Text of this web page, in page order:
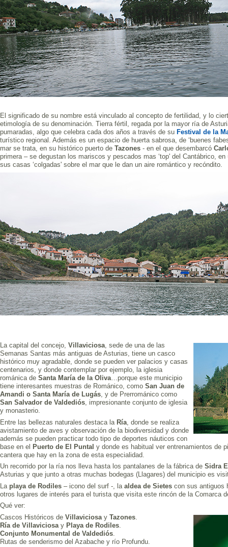
El significado de su nombre está vinculado al concepto de fertilidad, y lo
etimología de su denominación. Tierra fértil, regada por la mayor ría de
pumaradas, algo que celebra cada dos años a través de su Festival de la
turístico regional. Además es un espacio de huerta sabrosa, de ‘buenes
mar se trata, en su histórico puerto de Tazones - en el que desembarcó
primera – se degustan los mariscos y pescados mas ‘top' del Cantábrico,
sus casas ‘colgadas' sobre el mar que le dan un aire romántico y recóndito.
La capital del concejo, Villaviciosa, sede de una de las
Semanas Santas más antiguas de Asturias, tiene un casco
histórico muy agradable, donde se pueden ver palacios y casas
centenarios, y donde contemplar por ejemplo, la iglesia
románica de Santa María de la Oliva…porque este municipio
tiene interesantes muestras de Románico, como San Juan de
Amandi o Santa María de Lugás, y de Prerrománico como
San Salvador de Valdediós, impresionante conjunto de iglesia
y monasterio.
Entre las bellezas naturales destaca la Ría , donde se realiza
avistamiento de aves y observación de la biodiversidad y donde
además se pueden practicar todo tipo de deportes náuticos con
base en el Puerto de El Puntal y donde es habitual ver entrenamientos de
cantera que hay en la zona de esta especialidad.
Un recorrido por la ría nos lleva hasta los pantalanes de la fábrica de Sidra
Asturias y que junto a otras muchas bodegas (Llagares) del municipio es
La playa de Rodiles – icono del surf -, la aldea de Sietes con sus antiguos
otros lugares de interés para el turista que visita este rincón de la Comarca
Qué ver:
Cascos Históricos de Villaviciosa y Tazones
Ría de Villaviciosa y Playa de Rodiles
Conjunto Monumental de Valdediós
Rutas de senderismo del Azabache y río Profundu.